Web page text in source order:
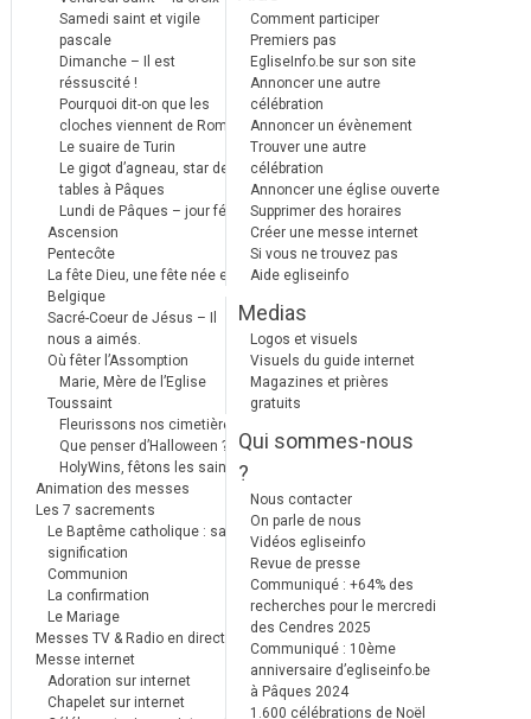
Samedi saint et vigile
pascale
Dimanche – Il est
réssuscité !
Pourquoi dit-on que les
cloches viennent de Rome ?
Le suaire de Turin
Le gigot d’agneau, star des
tables à Pâques
Lundi de Pâques – jour férié
Ascension
Pentecôte
La fête Dieu, une fête née en
Belgique
Sacré-Coeur de Jésus – Il
nous a aimés.
Où fêter l’Assomption
Marie, Mère de l’Eglise
Toussaint
Fleurissons nos cimetières
Que penser d’Halloween ?
HolyWins, fêtons les saints !
Animation des messes
Les 7 sacrements
Le Baptême catholique : sa
signification
Communion
La confirmation
Le Mariage
Messes TV & Radio en direct
Messe internet
Adoration sur internet
Chapelet sur internet
Comment participer
Premiers pas
EgliseInfo.be sur son site
Annoncer une autre
célébration
Annoncer un évènement
Trouver une autre
célébration
Annoncer une église ouverte
Supprimer des horaires
Créer une messe internet
Si vous ne trouvez pas
Aide egliseinfo
Medias
Logos et visuels
Visuels du guide internet
Magazines et prières
gratuits
Qui sommes-nous
?
Nous contacter
On parle de nous
Vidéos egliseinfo
Revue de presse
Communiqué : +64% des
recherches pour le mercredi
des Cendres 2025
Communiqué : 10ème
anniversaire d’egliseinfo.be
à Pâques 2024
1.600 célébrations de Noël